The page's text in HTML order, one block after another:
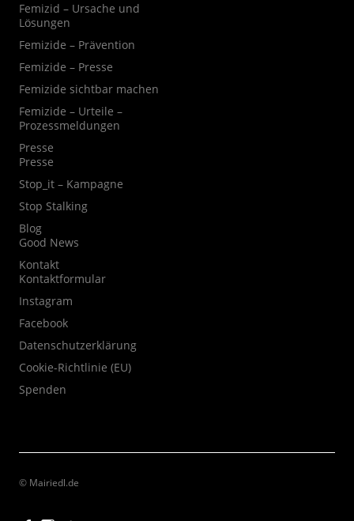
Femizid – Ursache und
Lösungen
Femizide – Prävention
Femizide – Presse
Femizide sichtbar machen
Femizide – Urteile –
Prozessmeldungen
Presse
Presse
Stop_it – Kampagne
Stop Stalking
Blog
Good News
Kontakt
Kontaktformular
Instagram
Facebook
Datenschutzerklärung
Cookie-Richtlinie (EU)
Spenden
© Mairiedl.de